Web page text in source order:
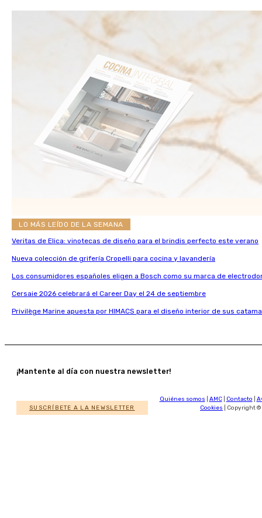
LO MÁS LEÍDO DE LA SEMANA
Veritas de Elica: vinotecas de diseño para el brindis perfecto este verano
Nueva colección de grifería Cropelli para cocina y lavandería
Los consumidores españoles eligen a Bosch como su marca de
Cersaie 2026 celebrará el Career Day el 24 de septiembre
Privilège Marine apuesta por HIMACS para el diseño interior de sus
¡Mantente al día con nuestra newsletter!
SUSCRÍBETE A LA NEWSLETTER
Quiénes somos AMC| Contacto
Cookies | Copyright